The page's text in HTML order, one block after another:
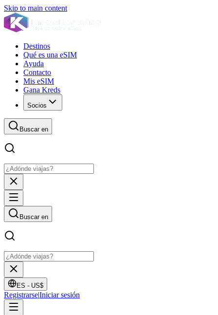
Skip to main content
Destinos
Qué es una eSIM
Ayuda
Contacto
Mis eSIM
Gana Kreds
Socios
Buscar en
Buscar en
ES - US$
Registrarse|Iniciar sesión